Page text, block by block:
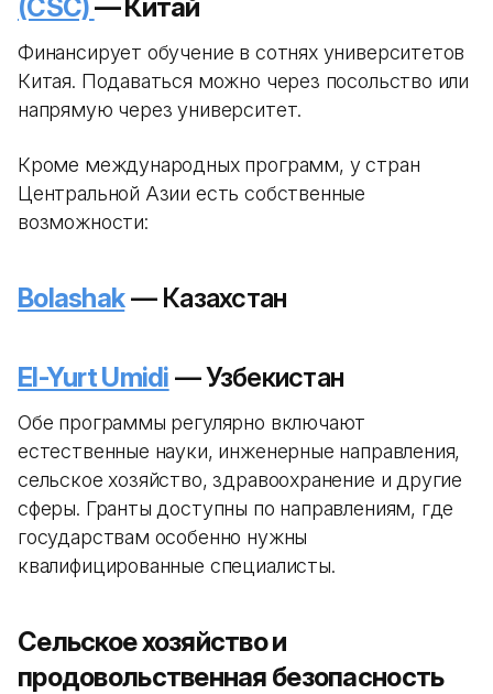
(CSC)— Китай
Финансирует обучение в сотнях университетов
Китая. Подаваться можно через посольство или
напрямую через университет.
Кроме международных программ, у стран
Центральной Азии есть собственные
возможности:
Bolashak— Казахстан
El-Yurt Umidi — Узбекистан
Обе программы регулярно включают
естественные науки, инженерные направления,
сельское хозяйство, здравоохранение и другие
сферы. Гранты доступны по направлениям, где
государствам особенно нужны
квалифицированные специалисты.
Сельское хозяйство и
продовольственная безопасность